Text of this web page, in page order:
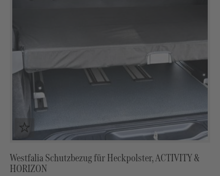
Westfalia Schutzbezug für Heckpolster, ACTIVITY &
HORIZON